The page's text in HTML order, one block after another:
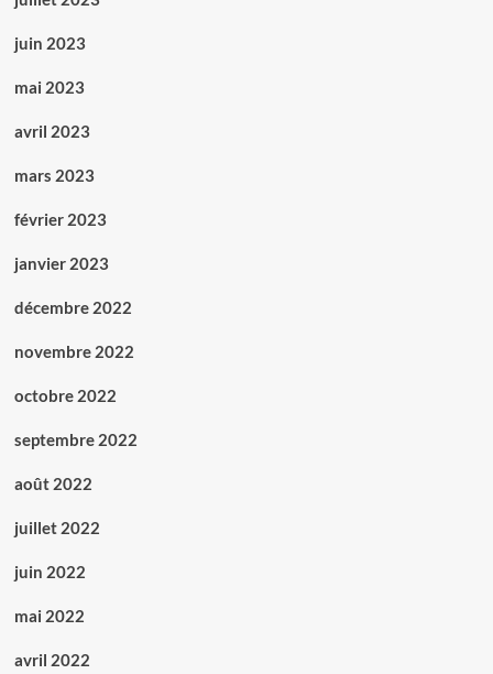
juin 2023
mai 2023
avril 2023
mars 2023
février 2023
janvier 2023
décembre 2022
novembre 2022
octobre 2022
septembre 2022
août 2022
juillet 2022
juin 2022
mai 2022
avril 2022